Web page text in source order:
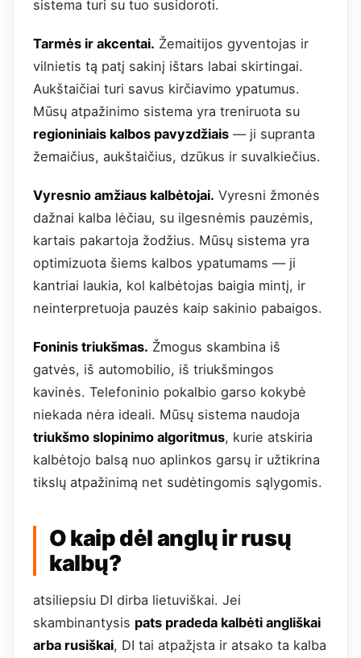
sistema turi su tuo susidoroti.
Tarmės ir akcentai. Žemaitijos gyventojas ir
vilnietis tą patį sakinį ištars labai skirtingai.
Aukštaičiai turi savus kirčiavimo ypatumus.
Mūsų atpažinimo sistema yra treniruota su
regioniniais kalbos pavyzdžiais — ji supranta
žemaičius, aukštaičius, dzūkus ir suvalkiečius.
Vyresnio amžiaus kalbėtojai. Vyresni žmonės
dažnai kalba lėčiau, su ilgesnėmis pauzėmis,
kartais pakartoja žodžius. Mūsų sistema yra
optimizuota šiems kalbos ypatumams — ji
kantriai laukia, kol kalbėtojas baigia mintį, ir
neinterpretuoja pauzės kaip sakinio pabaigos.
Foninis triukšmas. Žmogus skambina iš
gatvės, iš automobilio, iš triukšmingos
kavinės. Telefoninio pokalbio garso kokybė
niekada nėra ideali. Mūsų sistema naudoja
triukšmo slopinimo algoritmus, kurie atskiria
kalbėtojo balsą nuo aplinkos garsų ir užtikrina
tikslų atpažinimą net sudėtingomis sąlygomis.
O kaip dėl anglų ir rusų
kalbų?
atsiliepsiu DI dirba lietuviškai. Jei
skambinantysis pats pradeda kalbėti angliškai
arba rusiškai, DI tai atpažįsta ir atsako ta kalba